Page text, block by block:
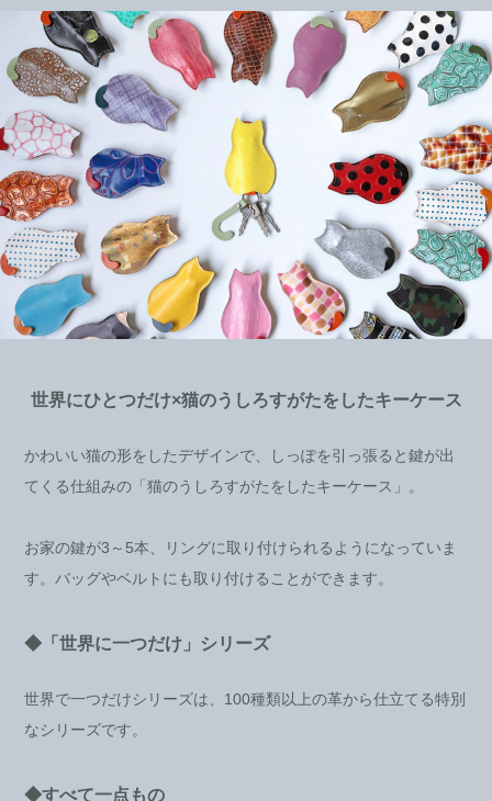
世界にひとつだけ×猫のうしろすがたをしたキーケース
かわいい猫の形をしたデザインで、しっぽを引っ張ると鍵が出
てくる仕組みの「猫のうしろすがたをしたキーケース」。
お家の鍵が3～5本、リングに取り付けられるようになっていま
す。バッグやベルトにも取り付けることができます。
◆「世界に一つだけ」シリーズ
世界で一つだけシリーズは、100種類以上の革から仕立てる特別
なシリーズです。
◆すべて一点もの